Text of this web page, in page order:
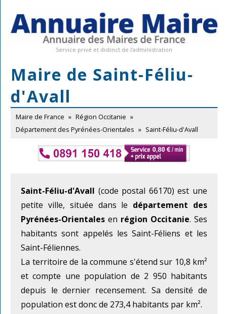
Service privé et distinct de l'administration
Maire de Saint-Féliu-
d'Avall
Maire de France » Région Occitanie »
Département des Pyrénées-Orientales » Saint-Féliu-d'Avall
Saint-Féliu-d'Avall (code postal 66170) est une
petite ville, située dans le département des
Pyrénées-Orientales en région Occitanie. Ses
habitants sont appelés les Saint-Féliens et les
Saint-Féliennes.
La territoire de la commune s'étend sur 10,8 km²
et compte une population de 2 950 habitants
depuis le dernier recensement. Sa densité de
population est donc de 273,4 habitants par km².